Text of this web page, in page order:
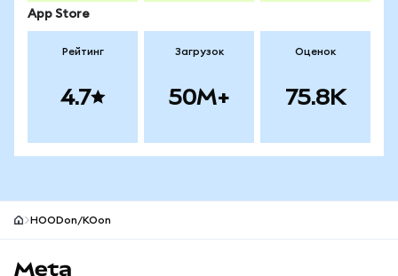
App Store
Рейтинг
4.7
Загрузок
50M+
Оценок
75.8K
HOODon/KOon